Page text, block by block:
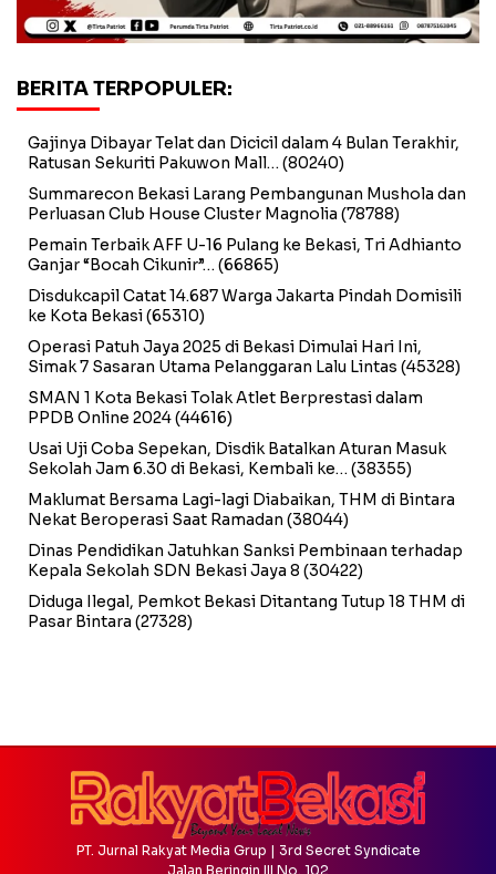
BERITA TERPOPULER:
Gajinya Dibayar Telat dan Dicicil dalam 4 Bulan Terakhir,
Ratusan Sekuriti Pakuwon Mall… (80240)
Summarecon Bekasi Larang Pembangunan Mushola dan
Perluasan Club House Cluster Magnolia (78788)
Pemain Terbaik AFF U-16 Pulang ke Bekasi, Tri Adhianto
Ganjar “Bocah Cikunir”… (66865)
Disdukcapil Catat 14.687 Warga Jakarta Pindah Domisili
ke Kota Bekasi(65310)
Operasi Patuh Jaya 2025 di Bekasi Dimulai Hari Ini,
Simak 7 Sasaran Utama Pelanggaran Lalu Lintas (45328)
SMAN 1 Kota Bekasi Tolak Atlet Berprestasi dalam
PPDB Online 2024(44616)
Usai Uji Coba Sepekan, Disdik Batalkan Aturan Masuk
Sekolah Jam 6.30 di Bekasi, Kembali ke… (38355)
Maklumat Bersama Lagi-lagi Diabaikan, THM di Bintara
Nekat Beroperasi Saat Ramadan (38044)
Dinas Pendidikan Jatuhkan Sanksi Pembinaan terhadap
Kepala Sekolah SDN Bekasi Jaya 8 (30422)
Diduga Ilegal, Pemkot Bekasi Ditantang Tutup 18 THM di
Pasar Bintara (27328)
PT. Jurnal Rakyat Media Grup | 3rd Secret Syndicate
Jalan Beringin III No. 102